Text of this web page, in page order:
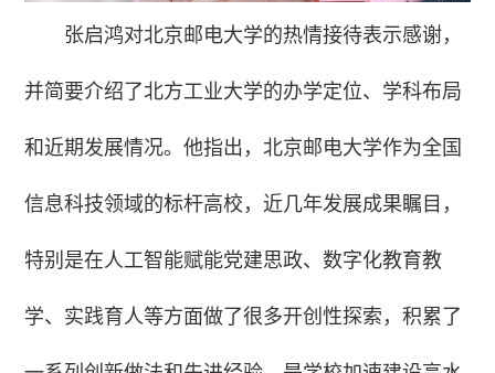
张启鸿对北京邮电大学的热情接待表示感谢，
并简要介绍了北方工业大学的办学定位、学科布局
和近期发展情况。他指出，北京邮电大学作为全国
信息科技领域的标杆高校，近几年发展成果瞩目，
特别是在人工智能赋能党建思政、数字化教育教
学、实践育人等方面做了很多开创性探索，积累了